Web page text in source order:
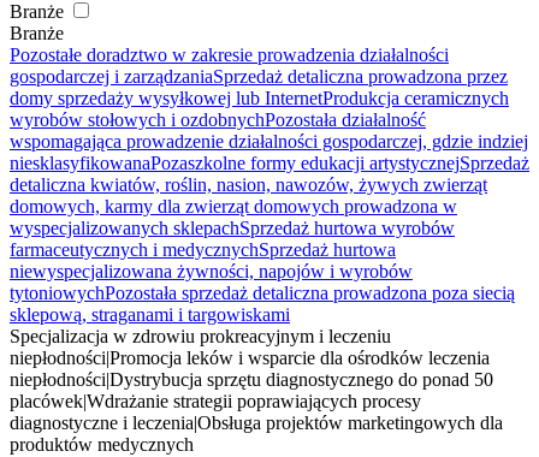
Branże
Branże
Pozostałe doradztwo w zakresie prowadzenia działalności
gospodarczej i zarządzaniaSprzedaż detaliczna prowadzona przez
domy sprzedaży wysyłkowej lub InternetProdukcja ceramicznych
wyrobów stołowych i ozdobnychPozostała działalność
wspomagająca prowadzenie działalności gospodarczej, gdzie indziej
niesklasyfikowanaPozaszkolne formy edukacji artystycznejSprzedaż
detaliczna kwiatów, roślin, nasion, nawozów, żywych zwierząt
domowych, karmy dla zwierząt domowych prowadzona w
wyspecjalizowanych sklepachSprzedaż hurtowa wyrobów
farmaceutycznych i medycznychSprzedaż hurtowa
niewyspecjalizowana żywności, napojów i wyrobów
tytoniowychPozostała sprzedaż detaliczna prowadzona poza siecią
sklepową, straganami i targowiskami
Specjalizacja w zdrowiu prokreacyjnym i leczeniu
niepłodnościPromocja leków i wsparcie dla ośrodków leczenia
niepłodnościDystrybucja sprzętu diagnostycznego do ponad 50
placówekWdrażanie strategii poprawiających procesy
diagnostyczne i leczeniaObsługa projektów marketingowych dla
produktów medycznych